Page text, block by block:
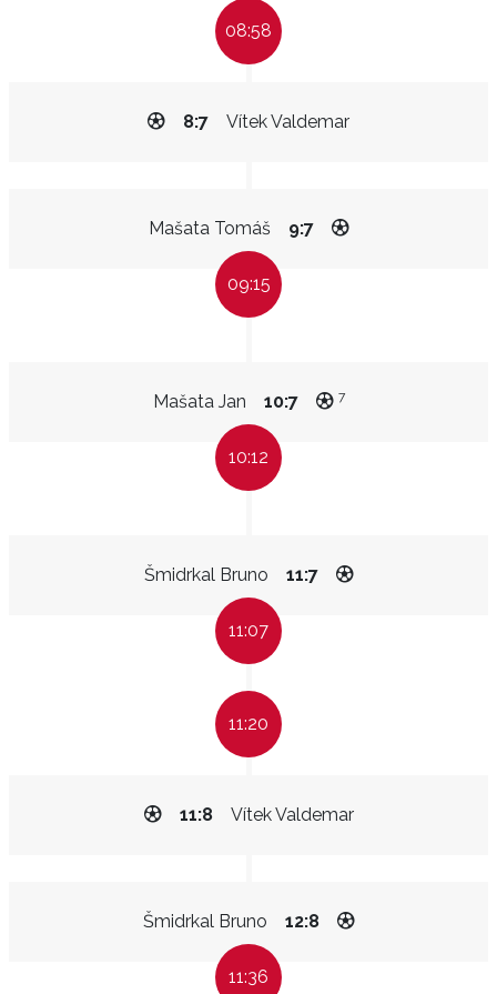
08:58
Vítek Valdemar
8:7
Mašata Tomáš 9:7
09:15
Mašata Jan 10:7 7
10:12
Šmidrkal Bruno 11:7
11:07
11:20
Vítek Valdemar
11:8
Šmidrkal Bruno 12:8
11:36